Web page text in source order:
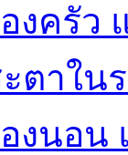
ครัว
ตาใน
งนอน